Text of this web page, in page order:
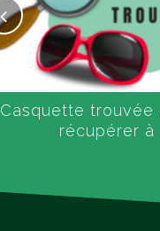
Casquette trouvée
récupérer à